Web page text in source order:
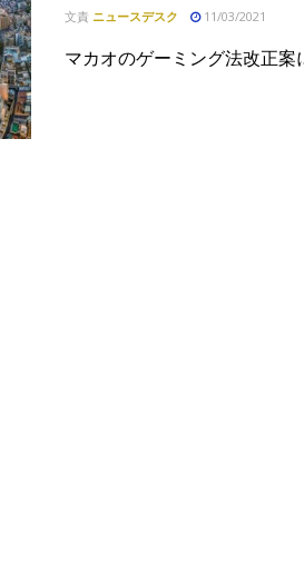
文責 ニュースデスク 11/03/2021
マカオのゲーミング法改正案